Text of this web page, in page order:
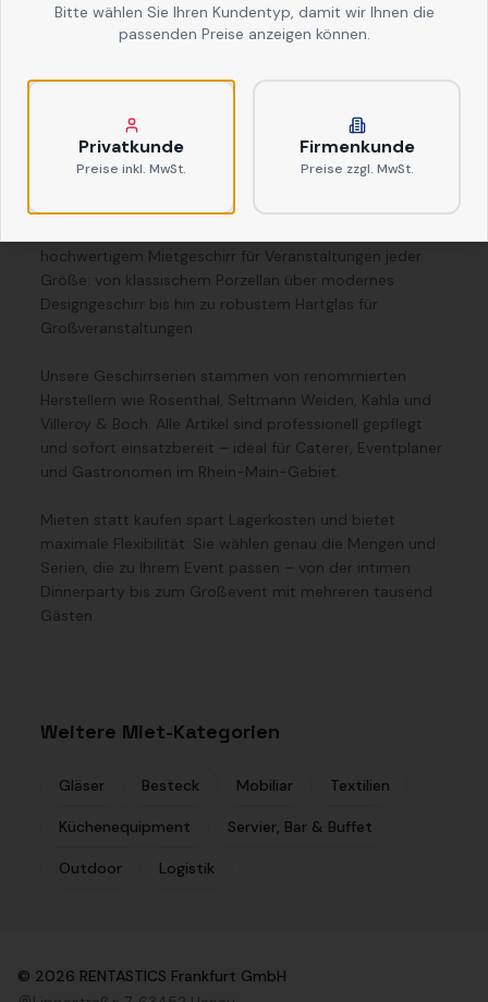
Geschirr mieten für Events, Catering &
Veranstaltungen in Frankfurt
Ob elegantes Bankett, stilvolles Firmenevent oder
verleiht jedem Anlass den passenden Rahmen. Bei
hochwertigem Mietgeschirr für Veranstaltungen jeder
Größe: von klassischem Porzellan über modernes
Designgeschirr bis hin zu robustem Hartglas für
Großveranstaltungen.
Unsere Geschirrserien stammen von renommierten
Herstellern wie Rosenthal, Seltmann Weiden, Kahla und
Villeroy & Boch. Alle Artikel sind professionell gepflegt
und sofort einsatzbereit – ideal für Caterer, Eventplaner
und Gastronomen im Rhein-Main-Gebiet.
Mieten statt kaufen spart Lagerkosten und bietet
maximale Flexibilität: Sie wählen genau die Mengen und
Serien, die zu Ihrem Event passen – von der intimen
Dinnerparty bis zum Großevent mit mehreren tausend
Gästen.
Weitere Miet-Kategorien
Gläser Besteck Mobiliar Textilien
Küchenequipment Servier, Bar & Buffet
Outdoor Logistik
© 2026 RENTASTICS Frankfurt GmbH
Bitte wählen Sie Ihren Kundentyp, damit wir Ihnen die
passenden Preise anzeigen können.
Privatkunde
Preise inkl. MwSt.
Firmenkunde
Preise zzgl. MwSt.